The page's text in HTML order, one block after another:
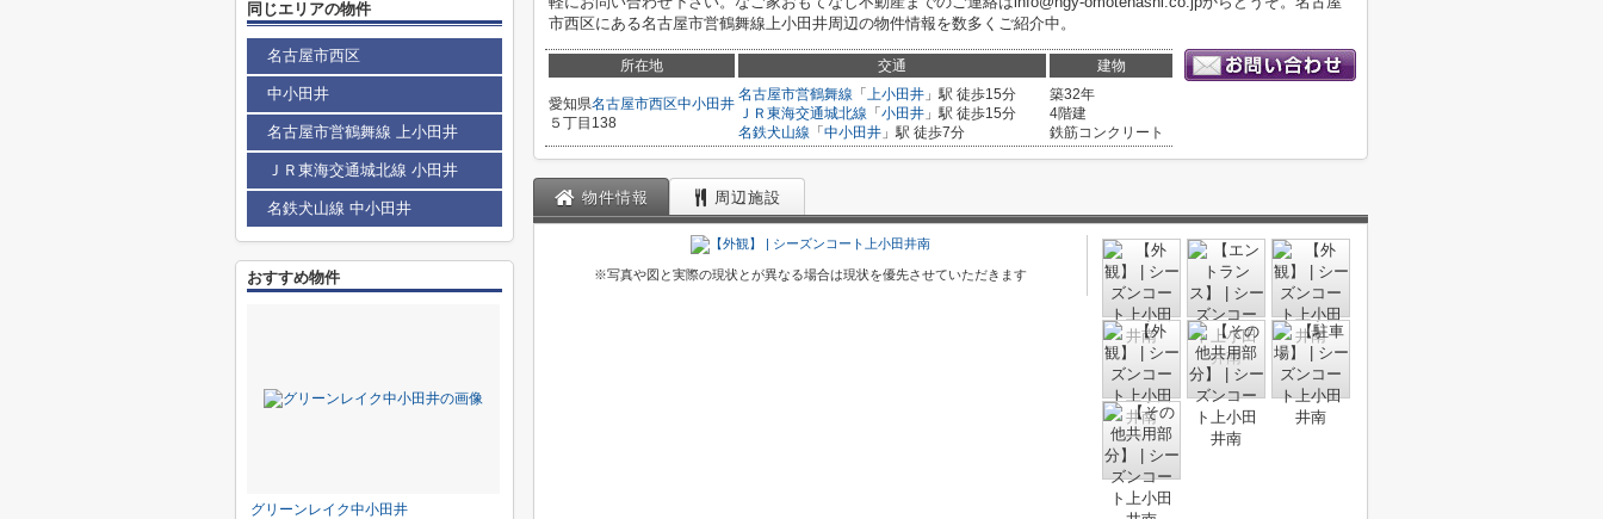
市西区にある名古屋市営鶴舞線上小田井周辺の物件情報を数多くご紹介中。
所在地 交通 建物
愛知県名古屋市西区中小田井
５丁目138
名古屋市営鶴舞線 「 上小田井 」駅 徒歩15分
ＪＲ東海交通城北線 「 小田井 」駅 徒歩15分
名鉄犬山線 「 中小田井 」駅 徒歩7分
築32年
4階建
鉄筋コンクリート
物件情報 周辺施設
※写真や図と実際の現状とが異なる場合は現状を優先させていただきます
同じエリアの物件
名古屋市西区
中小田井
名古屋市営鶴舞線 上小田井
ＪＲ東海交通城北線 小田井
名鉄犬山線 中小田井
おすすめ物件
グリーンレイク中小田井